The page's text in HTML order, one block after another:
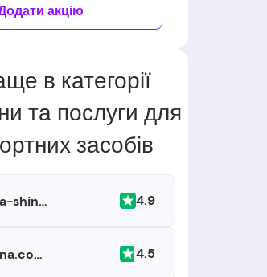
акцію
в категорії
та послуги для
засобів
Ascania-shina.com 4.9
Infoshina.com.ua 4.5